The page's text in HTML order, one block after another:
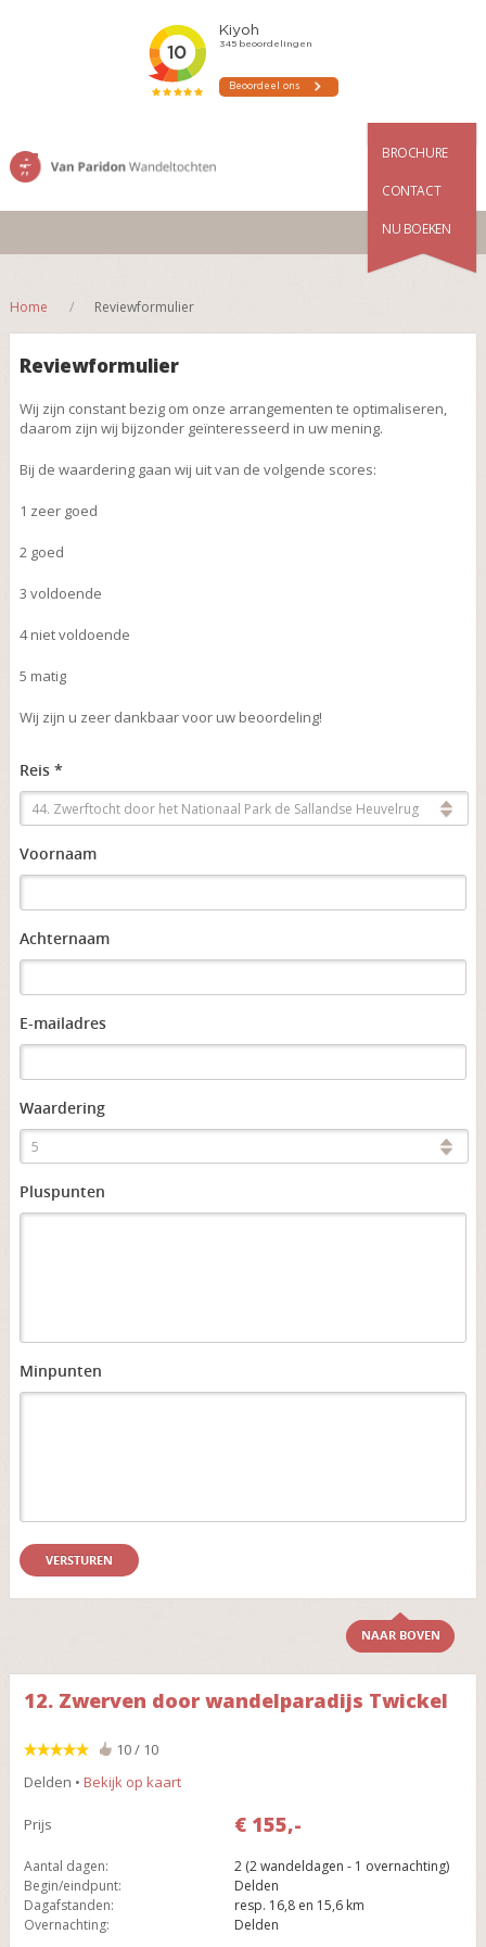
BROCHURE
CONTACT
NU BOEKEN
Home Reviewformulier
Reviewformulier
Wij zijn constant bezig om onze arrangementen te optimaliseren,
daarom zijn wij bijzonder geïnteresseerd in uw mening.
Bij de waardering gaan wij uit van de volgende scores:
1 zeer goed
2 goed
3 voldoende
4 niet voldoende
5 matig
Wij zijn u zeer dankbaar voor uw beoordeling!
Reis *
44. Zwerftocht door het Nationaal Park de Sallandse Heuvelrug
Voornaam
Achternaam
E-mailadres
Waardering
5
Pluspunten
Minpunten
NAAR BOVEN
12. Zwerven door wandelparadijs Twickel
10 / 10
Delden • Bekijk op kaart
Prijs € 155,-
Aantal dagen:
2 (2 wandeldagen - 1 overnachting)
Begin/eindpunt:
Delden
Dagafstanden:
resp. 16,8 en 15,6 km
Overnachting:
Delden